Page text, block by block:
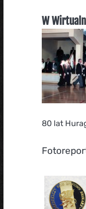
W
80 lat